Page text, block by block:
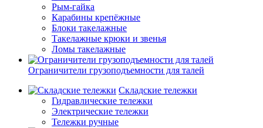
Рым-гайка
Карабины крепёжные
Блоки такелажные
Такелажные крюки и звенья
Ломы такелажные
Ограничители грузоподъемности для талей
Складские тележки
Гидравлические тележки
Электрические тележки
Тележки ручные